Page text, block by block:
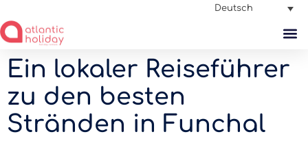
Deutsch
Ein lokaler Reiseführer
zu den besten
Stränden in Funchal